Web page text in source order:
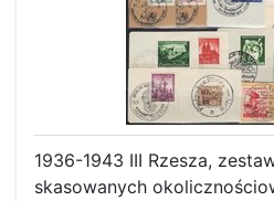
1936-1943 III Rzesza,
skasowanych